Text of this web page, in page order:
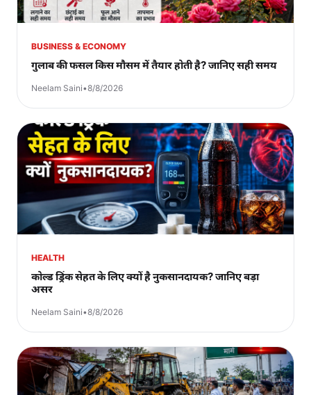
BUSINESS & ECONOMY
गुलाब की फसल किस मौसम में तैयार होती है? जानिए सही समय
Neelam Saini•8/8/2026
HEALTH
कोल्ड ड्रिंक सेहत के लिए क्यों है नुकसानदायक? जानिए बड़ा
असर
Neelam Saini•8/8/2026